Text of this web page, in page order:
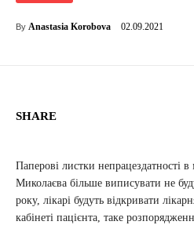
By Anastasia Korobova 02.09.2021
SHARE
Паперові листки непрацездатності
Миколаєва більше виписувати не
року, лікарі будуть відкривати
кабінеті пацієнта, таке